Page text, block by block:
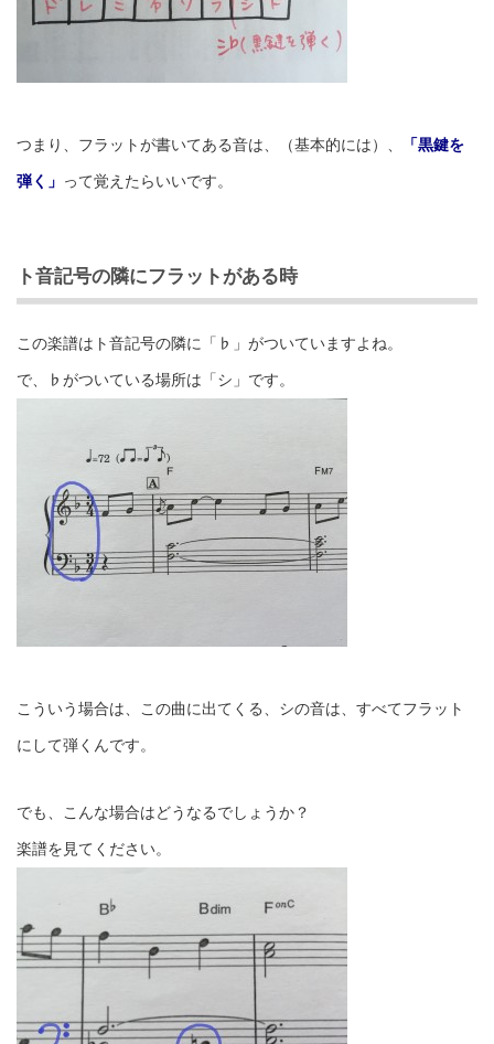
つまり、フラットが書いてある音は、（基本的には）、 「黒鍵を
弾く」 って覚えたらいいです。
ト音記号の隣にフラットがある時
この楽譜はト音記号の隣に「♭」がついていますよね。
で、♭がついている場所は「シ」です。
こういう場合は、この曲に出てくる、シの音は、すべてフラット
にして弾くんです。
でも、こんな場合はどうなるでしょうか？
楽譜を見てください。